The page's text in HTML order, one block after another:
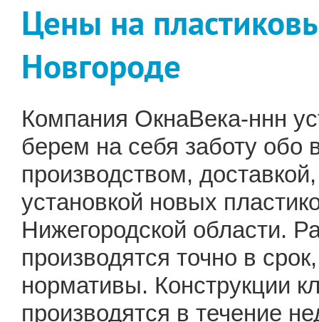
Цены на
Новгороде
Компания ОкнаВека-ннн
берем на себя заботу обо
производством,
установкой новых
Нижегородской области.
производятся точно в
нормативы. Конструкции
производятся в течение